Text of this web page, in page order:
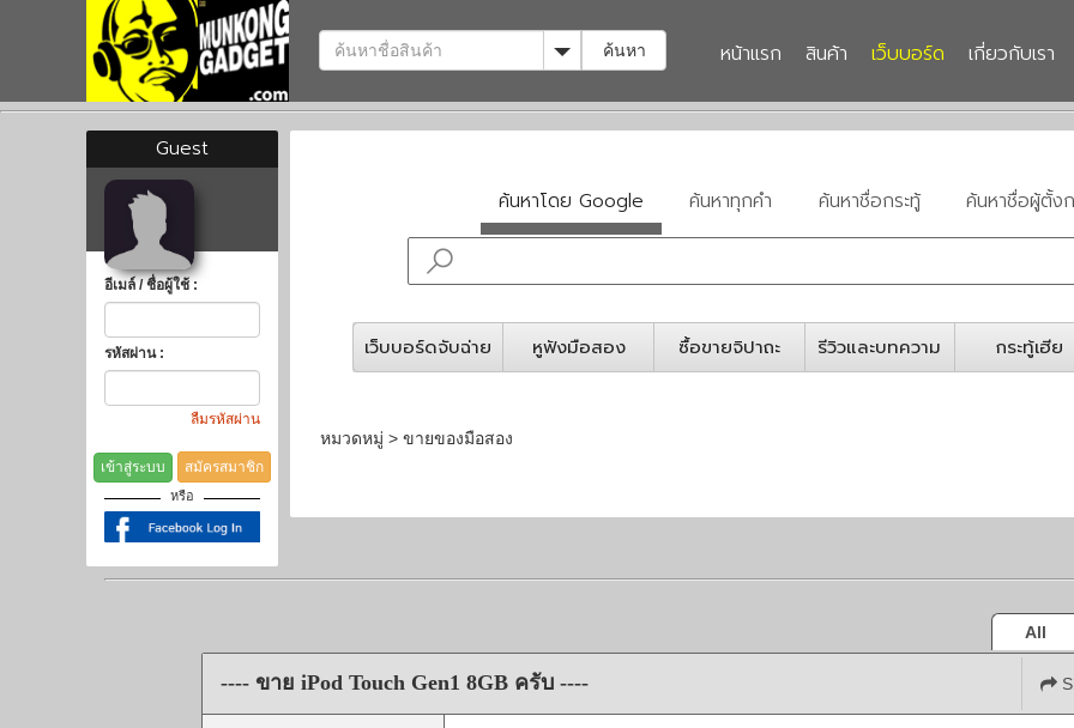
Toggle Dropdown
ค้นหา หน้าแรก สินค้า เว็บบอร์ด เกี่ยวกับเรา
Guest
อีเมล์ / ชื่อผู้ใช้ :
รหัสผ่าน :
ลืมรหัสผ่าน
เข้าสู่ระบบ สมัครสมาชิก
หรือ
ค้นหาโดย Google ค้นหาทุกคำ ค้นหาชื่อกระทู้ ค้นหาชื่อผู้ตั้ง
เว็บบอร์ดจับฉ่าย หูฟังมือสอง ซื้อขายจิปาถะ รีวิวและบทความ กระทู้เฮีย
หมวดหมู่ > ขายของมือสอง
All
---- ขาย iPod Touch Gen1 8GB ครับ ----